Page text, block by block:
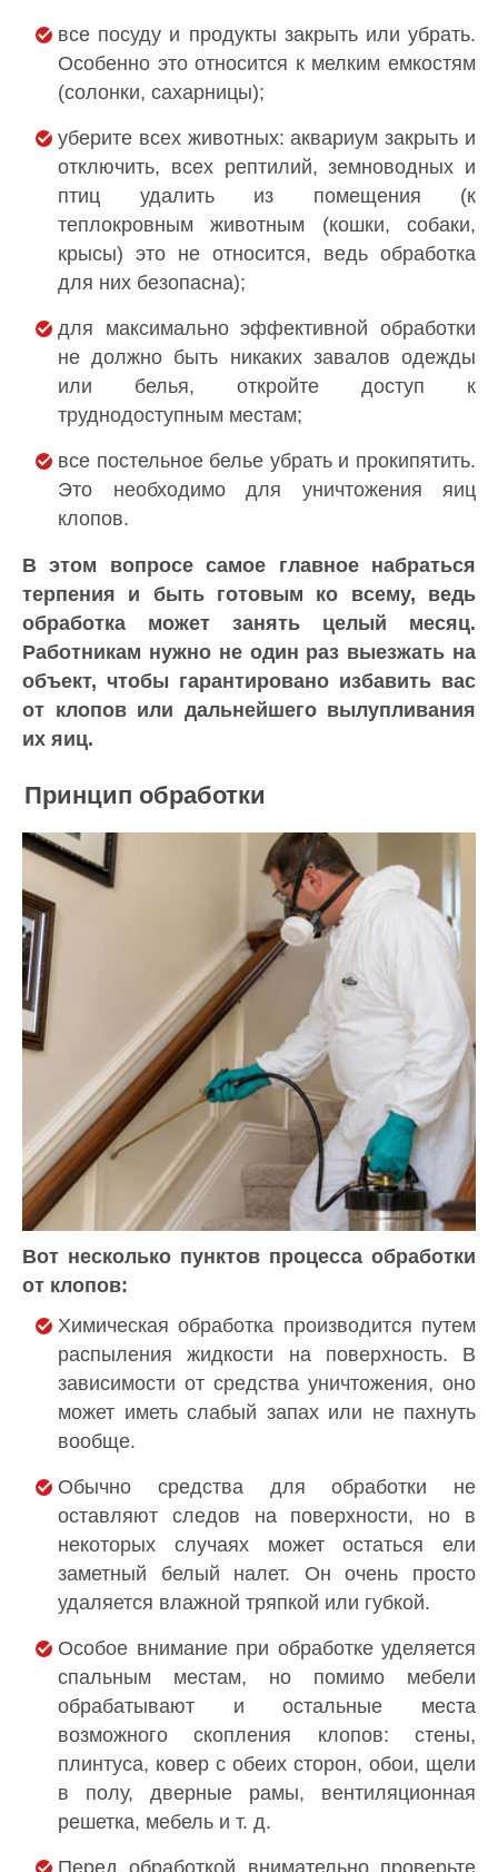
все посуду и продукты закрыть или убрать.
Особенно это относится к мелким емкостям
(солонки, сахарницы);
уберите всех животных: аквариум закрыть и
отключить, всех рептилий, земноводных и
птиц удалить из помещения (к
теплокровным животным (кошки, собаки,
крысы) это не относится, ведь обработка
для них безопасна);
для максимально эффективной обработки
не должно быть никаких завалов одежды
или белья, откройте доступ к
труднодоступным местам;
все постельное белье убрать и прокипятить.
Это необходимо для уничтожения яиц
клопов.
В этом вопросе самое главное набраться
терпения и быть готовым ко всему, ведь
обработка может занять целый месяц.
Работникам нужно не один раз выезжать на
объект, чтобы гарантировано избавить вас
от клопов или дальнейшего вылупливания
их яиц.
Принцип обработки
Вот несколько пунктов процесса обработки
от клопов:
Химическая обработка производится путем
распыления жидкости на поверхность. В
зависимости от средства уничтожения, оно
может иметь слабый запах или не пахнуть
вообще.
Обычно средства для обработки не
оставляют следов на поверхности, но в
некоторых случаях может остаться ели
заметный белый налет. Он очень просто
удаляется влажной тряпкой или губкой.
Особое внимание при обработке уделяется
спальным местам, но помимо мебели
обрабатывают и остальные места
возможного скопления клопов: стены,
плинтуса, ковер с обеих сторон, обои, щели
в полу, дверные рамы, вентиляционная
решетка, мебель и т. д.
Перед обработкой внимательно проверьте